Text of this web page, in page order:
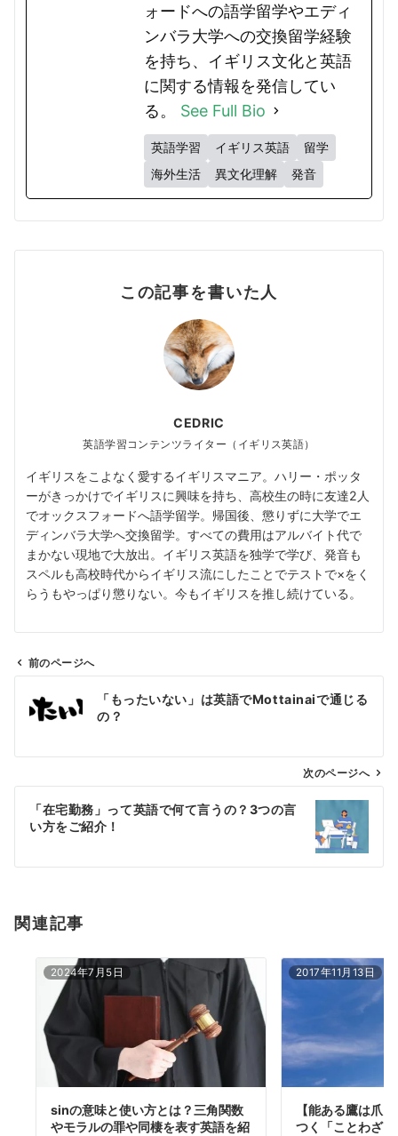
ォードへの語学留学やエディ
ンバラ大学への交換留学経験
を持ち、イギリス文化と英語
に関する情報を発信してい
る。 See Full Bio
英語学習 イギリス英語
留学
海外生活
異文化理解 発音
この記事を書いた人
CEDRIC
英語学習コンテンツライター（イギリス英語）
イギリスをこよなく愛するイギリスマニア。ハリー・ポッタ
ーがきっかけでイギリスに興味を持ち、高校生の時に友達2人
でオックスフォードへ語学留学。帰国後、懲りずに大学でエ
ディンバラ大学へ交換留学。すべての費用はアルバイト代で
まかない現地で大放出。イギリス英語を独学で学び、発音も
スペルも高校時代からイギリス流にしたことでテストで×をく
らうもやっぱり懲りない。今もイギリスを推し続けている。
ン
前のページへ
「もったいない」は英語でMottainaiで通じる
の？
次のページへ
「在宅勤務」って英語で何て言うの？3つの言
い方をご紹介！
関連記事
2024年7月5日
sinの意味と使い方とは？三角関数
やモラルの罪や同棲を表す英語を紹
2017年11月13日
【能ある鷹は爪
つく「ことわざ